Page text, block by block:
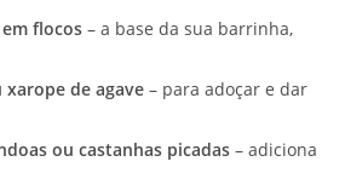
flocos – a base da sua barrinha,
xarope de agave – para adoçar e dar
ou castanhas picadas – adiciona